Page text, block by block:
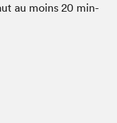
au moins20 min­